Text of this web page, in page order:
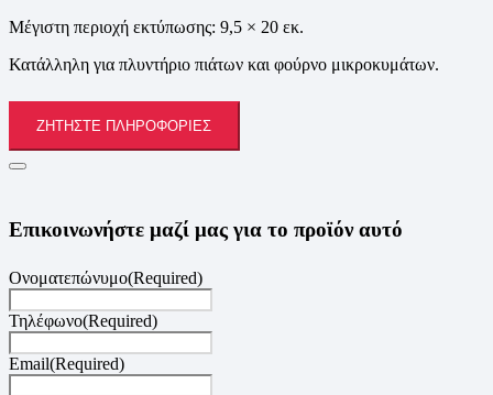
Μέγιστη περιοχή εκτύπωσης: 9,5 × 20 εκ.
Κατάλληλη για πλυντήριο πιάτων και φούρνο μικροκυμάτων.
ΖΗΤΉΣΤΕ ΠΛΗΡΟΦΟΡΊΕΣ
Επικοινωνήστε μαζί μας για το προϊόν αυτό
Ονοματεπώνυμο(Required)
Τηλέφωνο(Required)
Email(Required)